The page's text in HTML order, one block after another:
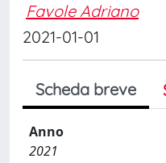
Favole Adriano
2021-01-01
Scheda breve
Anno
2021